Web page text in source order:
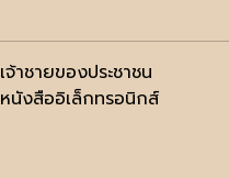
เจ้าชายของประชาชน
หนังสืออิเล็กทรอนิกส์